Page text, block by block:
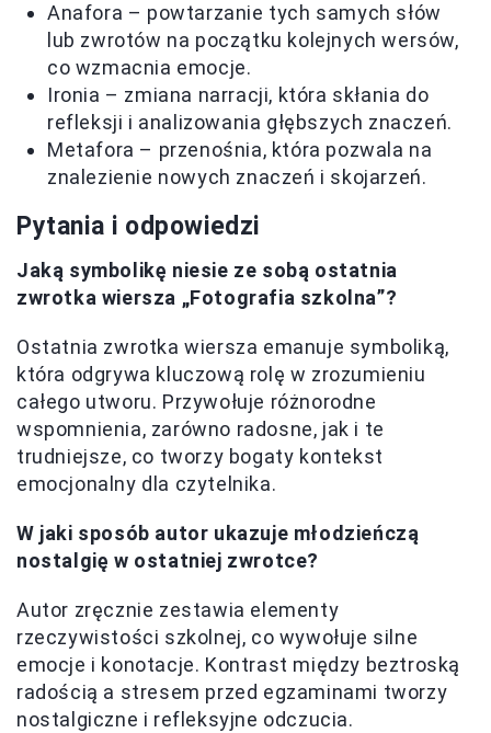
Anafora – powtarzanie tych samych słów
lub zwrotów na początku kolejnych wersów,
co wzmacnia emocje.
Ironia – zmiana narracji, która skłania do
refleksji i analizowania głębszych znaczeń.
Metafora – przenośnia, która pozwala na
znalezienie nowych znaczeń i skojarzeń.
Pytania i odpowiedzi
Jaką symbolikę niesie ze sobą ostatnia
zwrotka wiersza „Fotografia szkolna”?
Ostatnia zwrotka wiersza emanuje symboliką,
która odgrywa kluczową rolę w zrozumieniu
całego utworu. Przywołuje różnorodne
wspomnienia, zarówno radosne, jak i te
trudniejsze, co tworzy bogaty kontekst
emocjonalny dla czytelnika.
W jaki sposób autor ukazuje młodzieńczą
nostalgię w ostatniej zwrotce?
Autor zręcznie zestawia elementy
rzeczywistości szkolnej, co wywołuje silne
emocje i konotacje. Kontrast między beztroską
radością a stresem przed egzaminami tworzy
nostalgiczne i refleksyjne odczucia.